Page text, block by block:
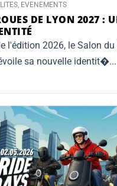
, EVENEMENTS
DE LYON 2027 :
l'édition 2026, le Salon du
sa nouvelle identit�...